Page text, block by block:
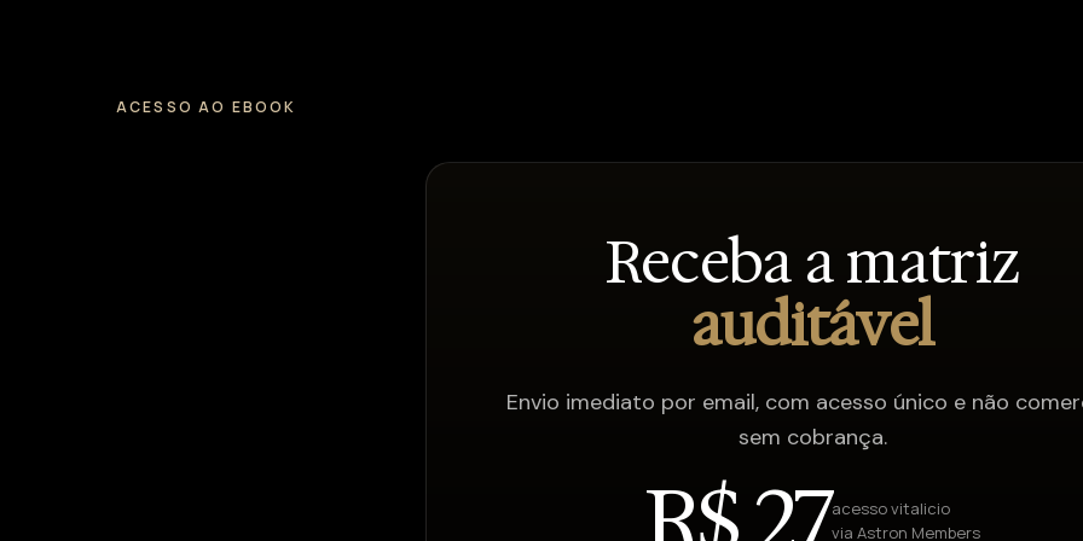
ACESSO AO EBOOK
Receba a matriz
auditável
Envio imediato por email, com acesso único e não
sem cobrança.
acesso vitalicio
via Astron Members